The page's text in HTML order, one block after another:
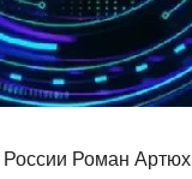
России Роман